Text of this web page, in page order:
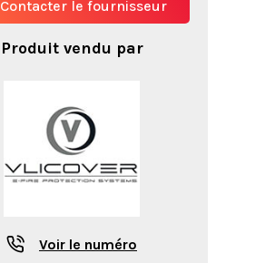
Contacter le fournisseur
Produit vendu par
Voir le numéro